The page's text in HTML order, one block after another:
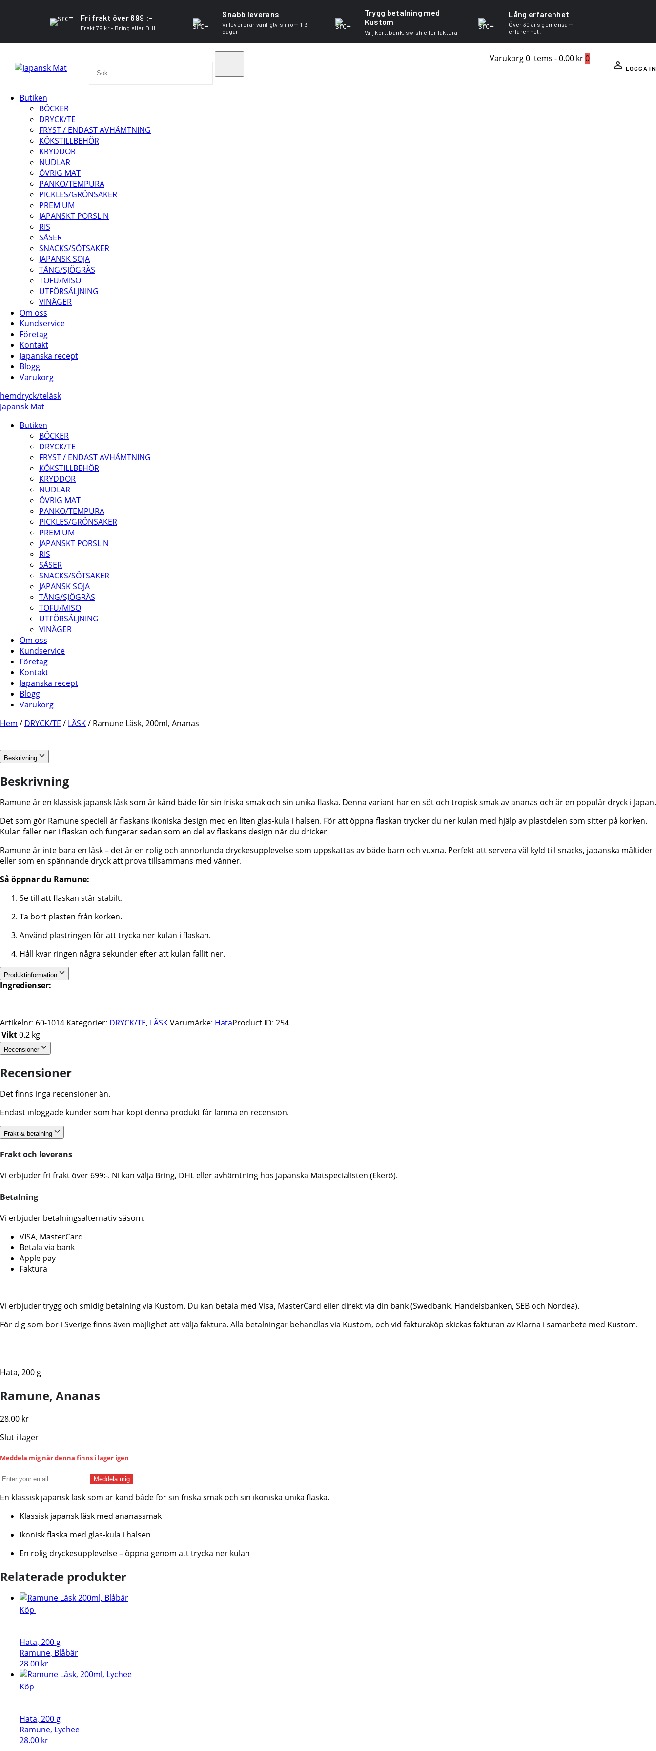
Fri frakt över 699 :-
Frakt 79 kr – Bring eller DHL
Snabb leverans
Vi levererar vanligtvis inom 1–3
dagar
Trygg betalning med
Kustom
Välj kort, bank, swish eller faktura
Lång erfarenhet
Över 30 års gemensam
erfarenhet!
Varukorg0 items -0.00 kr0
LOGGA IN
Butiken
BÖCKER
DRYCK/TE
FRYST / ENDAST AVHÄMTNING
KÖKSTILLBEHÖR
KRYDDOR
NUDLAR
ÖVRIG MAT
PANKO/TEMPURA
PICKLES/GRÖNSAKER
PREMIUM
JAPANSKT PORSLIN
RIS
SÅSER
SNACKS/SÖTSAKER
JAPANSK SOJA
TÅNG/SJÖGRÄS
TOFU/MISO
UTFÖRSÄLJNING
VINÄGER
Om oss
Kundservice
Företag
Kontakt
Japanska recept
Blogg
Varukorg
hemdryck/teläsk
Japansk Mat
Butiken
BÖCKER
DRYCK/TE
FRYST / ENDAST AVHÄMTNING
KÖKSTILLBEHÖR
KRYDDOR
NUDLAR
ÖVRIG MAT
PANKO/TEMPURA
PICKLES/GRÖNSAKER
PREMIUM
JAPANSKT PORSLIN
RIS
SÅSER
SNACKS/SÖTSAKER
JAPANSK SOJA
TÅNG/SJÖGRÄS
TOFU/MISO
UTFÖRSÄLJNING
VINÄGER
Om oss
Kundservice
Företag
Kontakt
Japanska recept
Blogg
Varukorg
Hem / DRYCK/TE / LÄSK/ Ramune Läsk, 200ml, Ananas
Beskrivning
Beskrivning
Ramune är en klassisk japansk läsk som är känd både för sin friska smak och sin unika flaska. Denna variant har en söt och tropisk smak av ananas och är en populär dryck i Japan.
Det som gör Ramune speciell är flaskans ikoniska design med en liten glas-kula i halsen. För att öppna flaskan trycker du ner kulan med hjälp av plastdelen som sitter på korken.
Kulan faller ner i flaskan och fungerar sedan som en del av flaskans design när du dricker.
Ramune är inte bara en läsk – det är en rolig och annorlunda dryckesupplevelse som uppskattas av både barn och vuxna. Perfekt att servera väl kyld till snacks, japanska måltider
eller som en spännande dryck att prova tillsammans med vänner.
Så öppnar du Ramune:
Se till att flaskan står stabilt.
Ta bort plasten från korken.
Använd plastringen för att trycka ner kulan i flaskan.
Håll kvar ringen några sekunder efter att kulan fallit ner.
Produktinformation
Ingredienser:
Artikelnr: 60-1014 Kategorier: DRYCK/TE, LÄSKVarumärke: HataProduct ID: 254
Vikt0.2 kg
Recensioner
Recensioner
Det finns inga recensioner än.
Endast inloggade kunder som har köpt denna produkt får lämna en recension.
Frakt & betalning
Frakt och leverans
Vi erbjuder fri frakt över 699:-. Ni kan välja Bring, DHL eller avhämtning hos Japanska Matspecialisten (Ekerö).
Betalning
Vi erbjuder betalningsalternativ såsom:
VISA, MasterCard
Betala via bank
Apple pay
Faktura
Vi erbjuder trygg och smidig betalning via Kustom. Du kan betala med Visa, MasterCard eller direkt via din bank (Swedbank, Handelsbanken, SEB och Nordea).
För dig som bor i Sverige finns även möjlighet att välja faktura. Alla betalningar behandlas via Kustom, och vid fakturaköp skickas fakturan av Klarna i samarbete med Kustom.
Hata, 200 g
Ramune, Ananas
28.00 kr
Slut i lager
Meddela mig när denna finns i lager igen
Meddela mig
En klassisk japansk läsk som är känd både för sin friska smak och sin ikoniska unika flaska.
Klassisk japansk läsk med ananassmak
Ikonisk flaska med glas-kula i halsen
En rolig dryckesupplevelse – öppna genom att trycka ner kulan
Relaterade produkter
Köp
Hata, 200 g
Ramune, Blåbär
28.00 kr
Köp
Hata, 200 g
Ramune, Lychee
28.00 kr